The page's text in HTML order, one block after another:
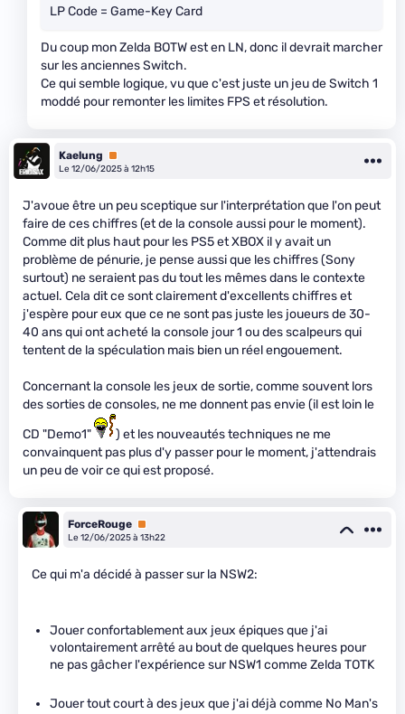
LP Code = Game-Key Card
Du coup mon Zelda BOTW est en LN, donc il devrait marcher
sur les anciennes Switch.
Ce qui semble logique, vu que c'est juste un jeu de Switch 1
moddé pour remonter les limites FPS et résolution.
Kaelung
Premium
Le 12/06/2025 à 12h15
J'avoue être un peu sceptique sur l'interprétation que l'on peut
faire de ces chiffres (et de la console aussi pour le moment).
Comme dit plus haut pour les PS5 et XBOX il y avait un
problème de pénurie, je pense aussi que les chiffres (Sony
surtout) ne seraient pas du tout les mêmes dans le contexte
actuel. Cela dit ce sont clairement d'excellents chiffres et
j'espère pour eux que ce ne sont pas juste les joueurs de 30-
40 ans qui ont acheté la console jour 1 ou des scalpeurs qui
tentent de la spéculation mais bien un réel engouement.
Concernant la console les jeux de sortie, comme souvent lors
des sorties de consoles, ne me donnent pas envie (il est loin le
CD "Demo1"
) et les nouveautés techniques ne me
convainquent pas plus d'y passer pour le moment, j'attendrais
un peu de voir ce qui est proposé.
ForceRouge Premium
Le 12/06/2025 à 13h22
Ce qui m'a décidé à passer sur la NSW2:
Jouer confortablement aux jeux épiques que j'ai
volontairement arrêté au bout de quelques heures pour
ne pas gâcher l'expérience sur NSW1 comme Zelda TOTK
Jouer tout court à des jeux que j'ai déjà comme No Man's